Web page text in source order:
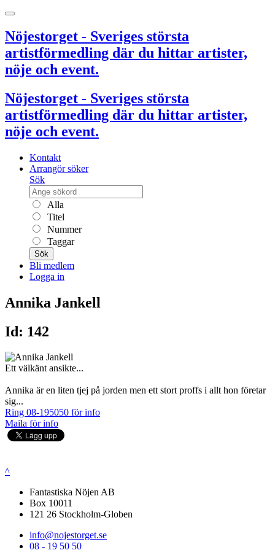
Nöjestorget - Sveriges största
artistförmedling där du hittar artister,
nöje och event.
Nöjestorget - Sveriges största
artistförmedling där du hittar artister,
nöje och event.
Kontakt
Arrangör söker
Sök
Alla
Titel
Nummer
Taggar
Sök
Bli medlem
Logga in
Annika Jankell
Id: 142
Ett välkänt ansikte...
Annika är en liten tjej på jorden men ett stort proffs i allt hon företar
sig...
Ring 08-195050 för info
Maila för info
^
Fantastiska Nöjen AB
Box 10011
121 26 Stockholm-Globen
info@nojestorget.se
08 - 19 50 50